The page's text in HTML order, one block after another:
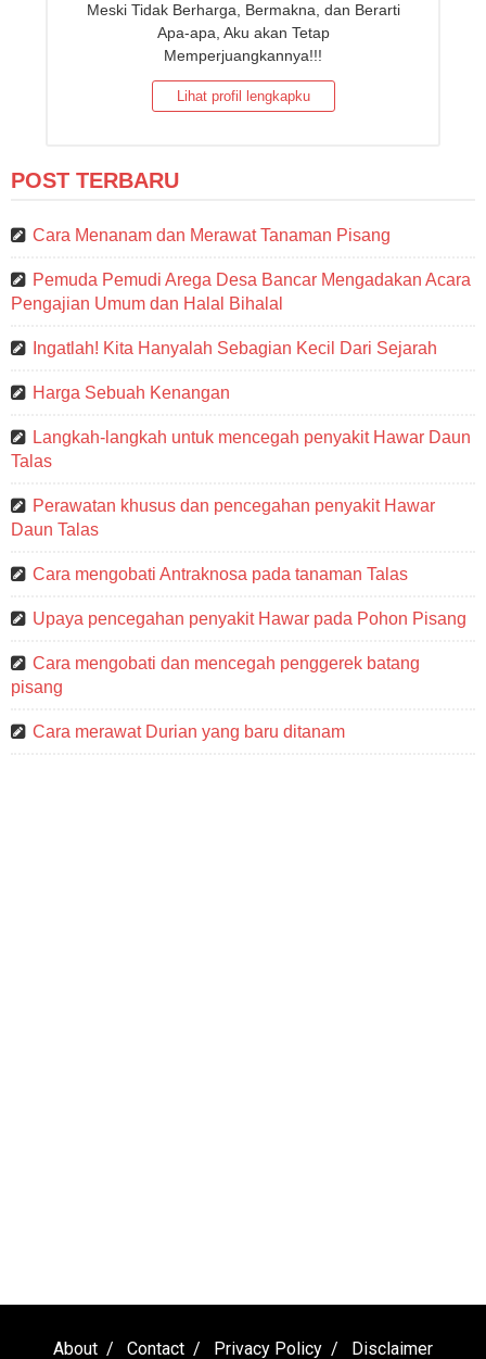
Meski Tidak Berharga, Bermakna, dan Berarti
Apa-apa, Aku akan Tetap
Memperjuangkannya!!!
Lihat profil lengkapku
POST TERBARU
Cara Menanam dan Merawat Tanaman Pisang
Pemuda Pemudi Arega Desa Bancar Mengadakan Acara
Pengajian Umum dan Halal Bihalal
Ingatlah! Kita Hanyalah Sebagian Kecil Dari Sejarah
Harga Sebuah Kenangan
Langkah-langkah untuk mencegah penyakit Hawar Daun
Talas
Perawatan khusus dan pencegahan penyakit Hawar
Daun Talas
Cara mengobati Antraknosa pada tanaman Talas
Upaya pencegahan penyakit Hawar pada Pohon Pisang
Cara mengobati dan mencegah penggerek batang
pisang
Cara merawat Durian yang baru ditanam
About Contact Privacy Policy Disclaimer